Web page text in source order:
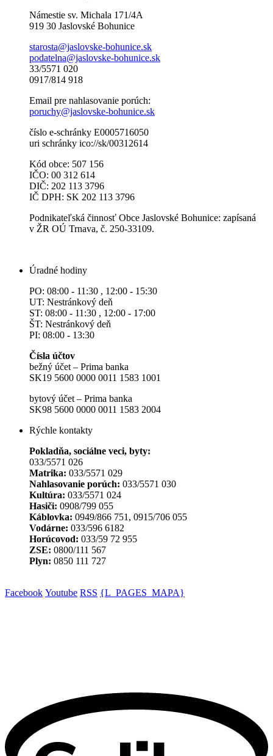
Námestie sv. Michala 171/4A
919 30 Jaslovské Bohunice
starosta@jaslovske-bohunice.sk
podatelna@jaslovske-bohunice.sk
33/5571 020
0917/814 918
Email pre nahlasovanie porúch:
poruchy@jaslovske-bohunice.sk
číslo e-schránky E0005716050
uri schránky ico://sk/00312614
Kód obce: 507 156
IČO: 00 312 614
DIČ: 202 113 3796
IČ DPH: SK 202 113 3796
Podnikateľská činnosť Obce Jaslovské Bohunice: zapísaná
v ŽR OÚ Trnava, č. 250-33109.
Úradné hodiny
PO: 08:00 - 11:30 , 12:00 - 15:30
UT: Nestránkový deň
ST: 08:00 - 11:30 , 12:00 - 17:00
ŠT: Nestránkový deň
PI: 08:00 - 13:30
Čísla účtov
bežný účet – Prima banka
SK19 5600 0000 0011 1583 1001
bytový účet – Prima banka
SK98 5600 0000 0011 1583 2004
Rýchle kontakty
Pokladňa, sociálne veci, byty:
033/5571 026
Matrika: 033/5571 029
Nahlasovanie porúch: 033/5571 030
Kultúra: 033/5571 024
Hasiči: 0908/799 055
Káblovka: 0949/866 751, 0915/706 055
Vodárne: 033/596 6182
Horúcovod: 033/59 72 955
ZSE: 0800/111 567
Plyn: 0850 111 727
Facebook Youtube RSS {L_PAGES_MAPA}